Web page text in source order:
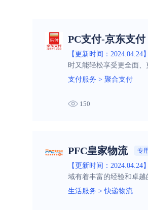
PC支付-京东支付
【更新时间：2024.04.24】
时又能轻松享受更全面、
支付服务 > 聚合支付
150
PFC皇家物流 专
【更新时间：2024.04.24】
域有着丰富的经验和卓
生活服务 >快递物流